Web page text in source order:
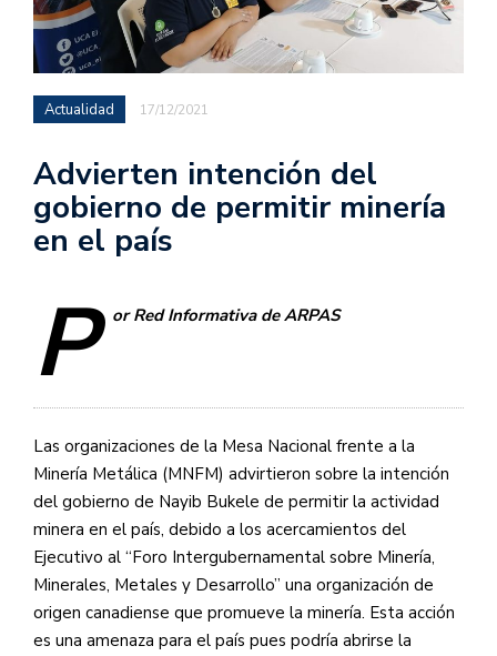
Actualidad 17/12/2021
Advierten intención del
gobierno de permitir minería
en el país
P or Red Informativa de ARPAS
Las organizaciones de la Mesa Nacional frente a la
Minería Metálica (MNFM) advirtieron sobre la intención
del gobierno de Nayib Bukele de permitir la actividad
minera en el país, debido a los acercamientos del
Ejecutivo al “Foro Intergubernamental sobre Minería,
Minerales, Metales y Desarrollo” una organización de
origen canadiense que promueve la minería. Esta acción
es una amenaza para el país pues podría abrirse la